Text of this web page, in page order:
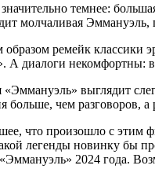
темнее:
молчаливая Эммануэль,
ремейк классики
А диалоги некомфортны: в
выглядит
больше, чем разговоров,
что произошло с этим
легенды новинку бы
2024 года.